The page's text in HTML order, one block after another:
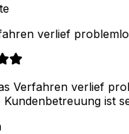
verlief
Verfahren verlief
Kundenbetreuung ist